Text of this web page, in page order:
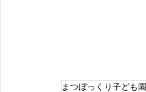
まつぼっくり子ども園